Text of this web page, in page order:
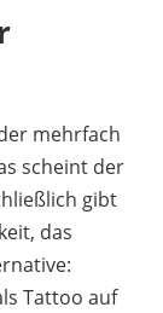
werden
mehrfach
scheint der
gibt
das
Tattoo auf